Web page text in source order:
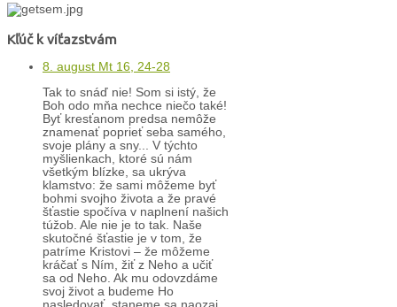
Kľúč k víťazstvám
8. august Mt 16, 24-28
Tak to snáď nie! Som si istý, že
Boh odo mňa nechce niečo také!
Byť kresťanom predsa nemôže
znamenať poprieť seba samého,
svoje plány a sny... V týchto
myšlienkach, ktoré sú nám
všetkým blízke, sa ukrýva
klamstvo: že sami môžeme byť
bohmi svojho života a že pravé
šťastie spočíva v naplnení našich
túžob. Ale nie je to tak. Naše
skutočné šťastie je v tom, že
patríme Kristovi – že môžeme
kráčať s Ním, žiť z Neho a učiť
sa od Neho. Ak mu odovzdáme
svoj život a budeme Ho